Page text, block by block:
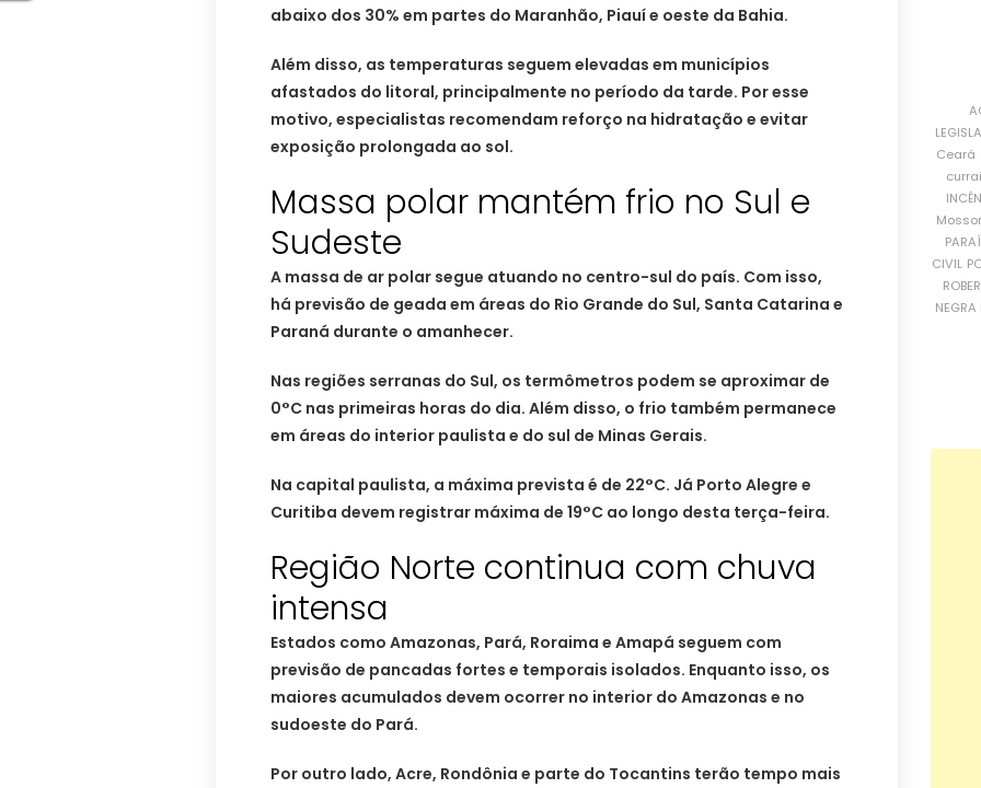
abaixo dos 30% em partes do Maranhão, Piauí e oeste da Bahia.
Além disso, as temperaturas seguem elevadas em municípios
afastados do litoral, principalmente no período da tarde. Por esse
motivo, especialistas recomendam reforço na hidratação e evitar
exposição prolongada ao sol.
Massa polar mantém frio no Sul e
Sudeste
A massa de ar polar segue atuando no centro-sul do país. Com isso,
há previsão de geada em áreas do Rio Grande do Sul, Santa Catarina e
Paraná durante o amanhecer.
Nas regiões serranas do Sul, os termômetros podem se aproximar de
0°C nas primeiras horas do dia. Além disso, o frio também permanece
em áreas do interior paulista e do sul de Minas Gerais.
Na capital paulista, a máxima prevista é de 22°C. Já Porto Alegre e
Curitiba devem registrar máxima de 19°C ao longo desta terça-feira.
Região Norte continua com chuva
intensa
Estados como Amazonas, Pará, Roraima e Amapá seguem com
previsão de pancadas fortes e temporais isolados. Enquanto isso, os
maiores acumulados devem ocorrer no interior do Amazonas e no
sudoeste do Pará.
Por outro lado, Acre, Rondônia e parte do Tocantins terão tempo mais
Ceará
CIVIL
NEGRA